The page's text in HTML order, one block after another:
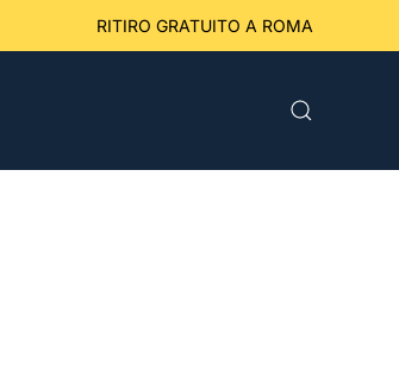
GRATUITO A ROMA